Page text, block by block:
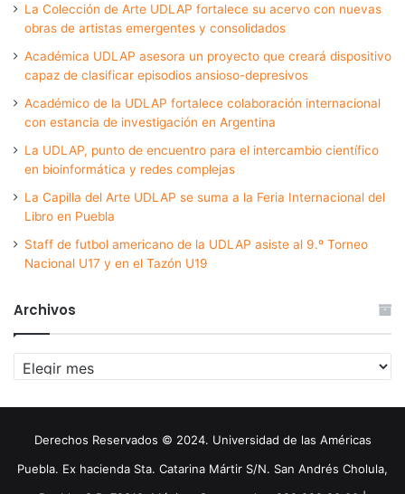
La Colección de Arte UDLAP fortalece su acervo con nuevas
obras de artistas emergentes y consolidados
Académica UDLAP asesora un proyecto que creará dispositivo
capaz de clasificar episodios ansioso-depresivos
Académico de la UDLAP fortalece colaboración internacional
con estancia de investigación en Argentina
La UDLAP, punto de encuentro para el intercambio científico
en bioinformática y redes complejas
La Capilla del Arte UDLAP se suma a la Feria Internacional del
Libro en Puebla
Staff de futbol americano de la UDLAP asiste al 9.º Torneo
Nacional U17 y en el Tazón U19
Archivos
Archivos
Derechos Reservados © 2024. Universidad de las Américas
Puebla. Ex hacienda Sta. Catarina Mártir S/N. San Andrés Cholula,